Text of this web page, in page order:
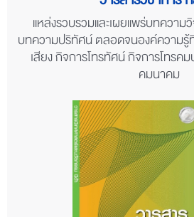
วารสารวิชาการ
แหล่งรวบรวมและเผยแพร่บทความ
บทความปริทัศน์ ตลอดจนองค์ความรู้ที่
เสียง กิจการโทรทัศน์ กิจการโทรค
คมนาคม